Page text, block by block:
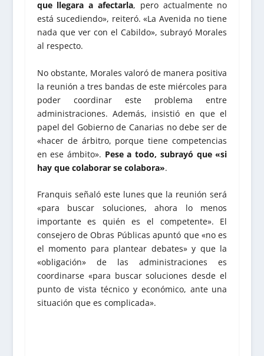
que llegara a afectarla, pero actualmente no
está sucediendo», reiteró. «La Avenida no tiene
nada que ver con el Cabildo», subrayó Morales
al respecto.
No obstante, Morales valoró de manera positiva
la reunión a tres bandas de este miércoles para
poder coordinar este problema entre
administraciones. Además, insistió en que el
papel del Gobierno de Canarias no debe ser de
«hacer de árbitro, porque tiene competencias
en ese ámbito». Pese a todo, subrayó que «si
hay que colaborar se colabora».
Franquis señaló este lunes que la reunión será
«para buscar soluciones, ahora lo menos
importante es quién es el competente». El
consejero de Obras Públicas apuntó que «no es
el momento para plantear debates» y que la
«obligación» de las administraciones es
coordinarse «para buscar soluciones desde el
punto de vista técnico y económico, ante una
situación que es complicada».